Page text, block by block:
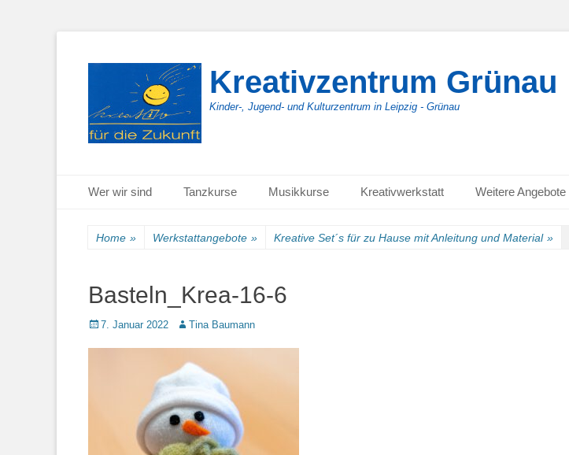
Kreativzentrum Grünau
Kinder-, Jugend- und Kulturzentrum in Leipzig - Grünau
Primäres Menü
Inhalt
Wer wir sind Tanzkurse Musikkurse Kreativwerkstatt Weitere Angebote
Home » Werkstattangebote » Kreative Set´s für zu Hause mit Anleitung und Material »
Basteln_Krea-16-6
Posted
7. Januar 2022 AutorTina Baumann